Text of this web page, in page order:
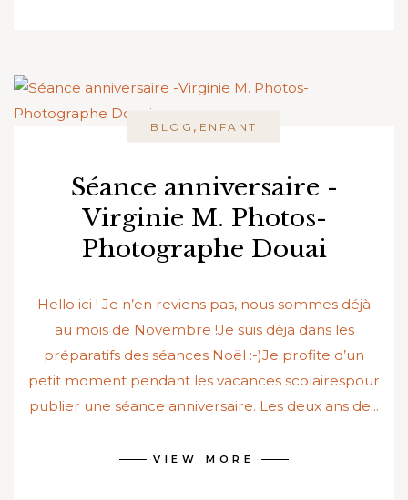
BLOG , ENFANT
Séance anniversaire -
Virginie M. Photos-
Photographe Douai
Hello ici ! Je n’en reviens pas, nous sommes déjà
au mois de Novembre !Je suis déjà dans les
préparatifs des séances Noël :-)Je profite d’un
petit moment pendant les vacances scolairespour
publier une séance anniversaire. Les deux ans de...
VIEW MORE